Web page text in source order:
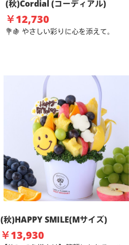
(秋)Cordial (コーディアル)
￥12,730
💐🍇 やさしい彩りに心を添えて。
(秋)HAPPY SMILE(Mサイズ)
￥13,930